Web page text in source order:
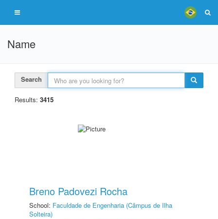
Name
Search
Results: 3415
Breno Padovezi Rocha
School: Faculdade de Engenharia (Câmpus de Ilha
Solteira)